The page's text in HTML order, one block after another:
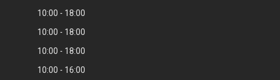
10:00
18:00
10:00
18:00
10:00
18:00
10:00
16:00